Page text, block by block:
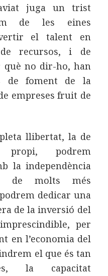
juga un trist
de les eines
el talent en
recursos, i de
què no dir-ho, han
de foment de la
empreses fruit de
llibertat, la de
podrem
la independència
de molts més
dedicar una
de la inversió del
per
en l’economia del
el que és tan
la capacitat